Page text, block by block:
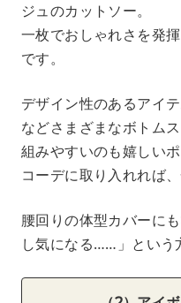
ジュのカットソー。
一枚でおしゃれさを発
です。
デザイン性のあるアイ
などさまざまなボトム
組みやすいのも嬉しいポ
コーデに取り入れれば
腰回りの体型カバーに
し気になる……」という